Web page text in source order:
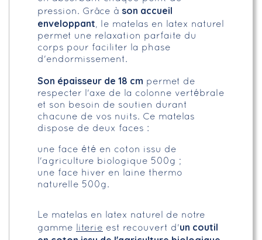
pression. Grâce à son accueil
enveloppant, le matelas en latex naturel
permet une relaxation parfaite du
corps pour faciliter la phase
d'endormissement.
Son épaisseur de 18 cm permet de
respecter l'axe de la colonne vertébrale
et son besoin de soutien durant
chacune de vos nuits. Ce matelas
dispose de deux faces :
une face été en coton issu de
l'agriculture biologique 500g ;
une face hiver en laine thermo
naturelle 500g.
Le matelas en latex naturel de notre
gamme
literie est recouvert d' un coutil